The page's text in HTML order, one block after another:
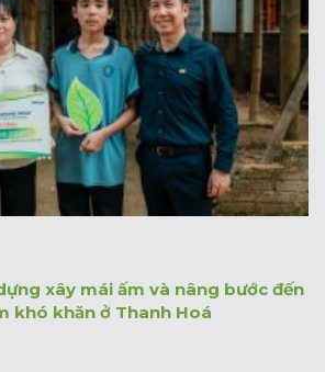
xây mái ấm và nâng bước đến
khó khăn ở Thanh Hoá